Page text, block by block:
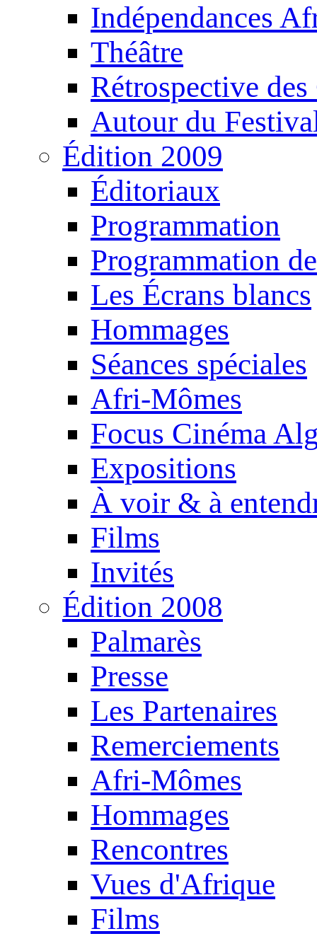
Indépendances
Théâtre
Rétrospective
Autour du
Édition 2009
Éditoriaux
Programmation
Programmation
Les Écrans blancs
Hommages
Séances spéciales
Afri-Mômes
Focus Cinéma
Expositions
À voir & à
Films
Invités
Édition 2008
Palmarès
Presse
Les Partenaires
Remerciements
Afri-Mômes
Hommages
Rencontres
Vues d'Afrique
Films